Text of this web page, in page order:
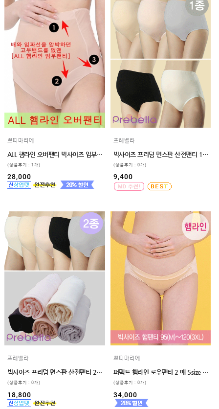
쁘띠마리에
ALL 햄라인 오버팬티 빅사이즈 임부팬티 제왕팬티 만삭 2xl 3xl
(상품후기 : 1개)
28,000
프레벨라
빅사이즈 프리덤 면스판 산전팬티 110,120
(상품후기 : 0개)
9,400
프레벨라
빅사이즈 프리덤 면스판 산전팬티 2매입
(상품후기 : 0개)
18,800
쁘띠마리에
퍼펙트 햄라인 로우팬티 2 매 5size 임파선 빅사이즈 임부로우팬티 2XL , 3XL
(상품후기 : 0개)
34,000